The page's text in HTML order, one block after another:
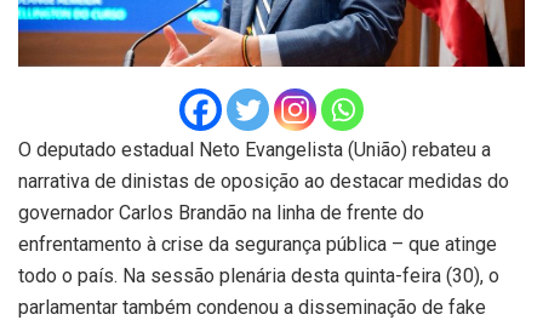
O deputado estadual Neto Evangelista (União) rebateu a
narrativa de dinistas de oposição ao destacar medidas do
governador Carlos Brandão na linha de frente do
enfrentamento à crise da segurança pública – que atinge
todo o país. Na sessão plenária desta quinta-feira (30), o
parlamentar também condenou a disseminação de fake